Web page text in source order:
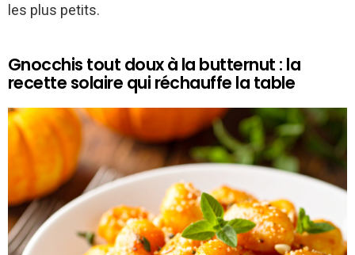
les plus petits.
Gnocchis tout doux à la butternut : la
recette solaire qui réchauffe la table